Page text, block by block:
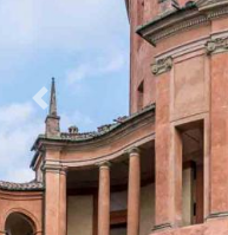
Previous